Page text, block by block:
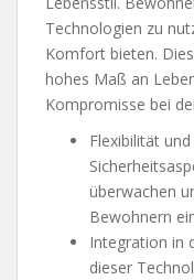
Technologien zu
Komfort bieten.
hohes Maß an
Kompromisse bei
Flexibilität
überwachen
Bewohnern
Integration in
dieser